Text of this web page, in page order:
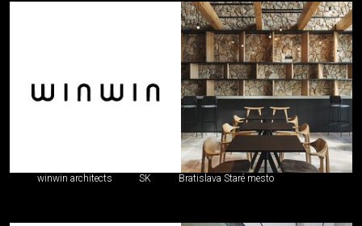
winwin architects SK Bratislava Staré mesto